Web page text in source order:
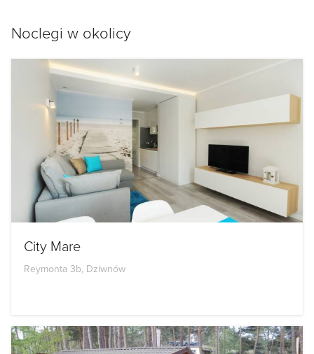
Noclegi w okolicy
City Mare
Reymonta 3b, Dziwnów